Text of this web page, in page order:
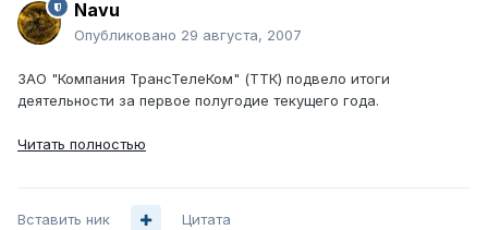
Navu
Опубликовано 29 августа, 2007
ЗАО "Компания ТрансТелеКом" (ТТК) подвело итоги
деятельности за первое полугодие текущего года.
Читать полностью
Вставить ник Цитата